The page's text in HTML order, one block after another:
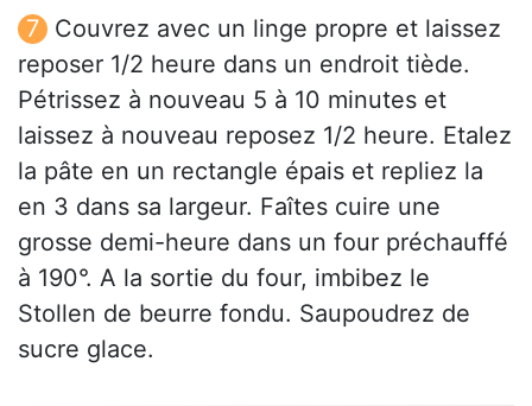
Couvrez avec un linge propre et laissez
reposer 1/2 heure dans un endroit tiède.
Pétrissez à nouveau 5 à 10 minutes et
laissez à nouveau reposez 1/2 heure. Etalez
la pâte en un rectangle épais et repliez la
en 3 dans sa largeur. Faîtes cuire une
grosse demi-heure dans un four préchauffé
à 190°. A la sortie du four, imbibez le
Stollen de beurre fondu. Saupoudrez de
sucre glace.